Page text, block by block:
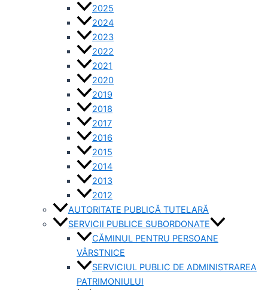
2025
2024
2023
2022
2021
2020
2019
2018
2017
2016
2015
2014
2013
2012
AUTORITATE PUBLICĂ TUTELARĂ
SERVICII PUBLICE SUBORDONATE
CĂMINUL PENTRU PERSOANE
VÂRSTNICE
SERVICIUL PUBLIC DE ADMINISTRAREA
PATRIMONIULUI